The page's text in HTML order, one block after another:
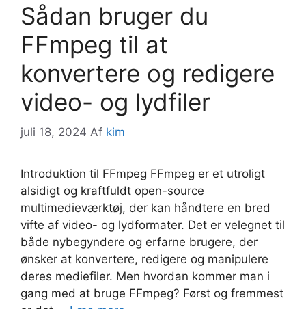
Sådan bruger du
FFmpeg til at
konvertere og redigere
video- og lydfiler
juli 18, 2024 Af kim
Introduktion til FFmpeg FFmpeg er et utroligt
alsidigt og kraftfuldt open-source
multimedieværktøj, der kan håndtere en bred
vifte af video- og lydformater. Det er velegnet til
både nybegyndere og erfarne brugere, der
ønsker at konvertere, redigere og manipulere
deres mediefiler. Men hvordan kommer man i
gang med at bruge FFmpeg? Først og fremmest